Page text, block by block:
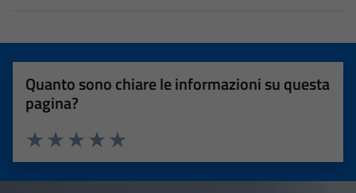
Quanto sono chiare le informazioni su questa
pagina?
Valuta 5 stelle su 5
Valuta 4 stelle su 5
Valuta 3 stelle su 5
Valuta 2 stelle su 5
Valuta 1 stelle su 5